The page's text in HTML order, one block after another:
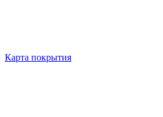
Карта покрытия